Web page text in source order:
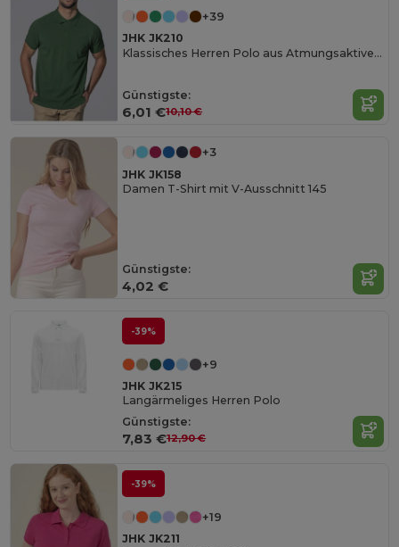
+39
JHK JK210
Klassisches Herren Polo aus Atmungsaktiver Baumwolle
Günstigste:
6,01 €10,10 €
+3
JHK JK158
Damen T-Shirt mit V-Ausschnitt 145
Günstigste:
4,02 €
-39%
+9
JHK JK215
Langärmeliges Herren Polo
Günstigste:
7,83 €12,90 €
-39%
+19
JHK JK211